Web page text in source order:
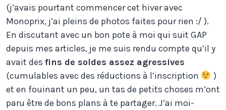
(j’avais pourtant commencer cet hiver avec
Monoprix, j’ai pleins de photos faites pour rien :/ ).
En discutant avec un bon pote à moi qui suit GAP
depuis mes articles, je me suis rendu compte qu’il y
avait des fins de soldes assez agressives
(cumulables avec des réductions à l’inscription
)
et en fouinant un peu, un tas de petits choses m’ont
paru être de bons plans à te partager. J’ai moi-